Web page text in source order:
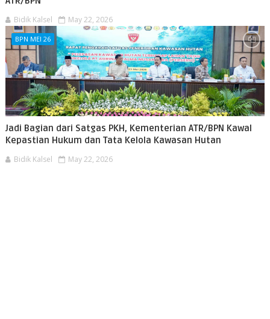
Bidik Kalsel May 22, 2026
BPN MEI 26
Jadi Bagian dari Satgas PKH, Kementerian ATR/BPN Kawal
Kepastian Hukum dan Tata Kelola Kawasan Hutan
Bidik Kalsel May 22, 2026